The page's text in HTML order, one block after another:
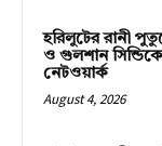
হরিলুটের রানী
ও গুলশান
নেটওয়ার্ক
August 4, 2026